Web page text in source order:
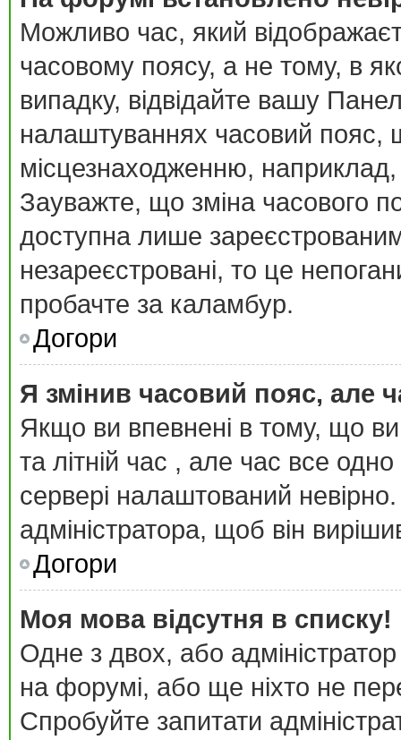
Можливо час, який
часовому поясу, а не тому, в
випадку, відвідайте вашу
налаштуваннях часовий пояс,
місцезнаходженню,
Зауважте, що зміна часового
доступна лише
незареєстровані, то це
пробачте за каламбур.
Догори
Я змінив часовий пояс, але
Якщо ви впевнені в тому, що
та літній час , але час все
сервері налаштований
адміністратора, щоб він
Догори
Моя мова відсутня в списку!
Одне з двох, або
на форумі, або ще ніхто не
Спробуйте запитати